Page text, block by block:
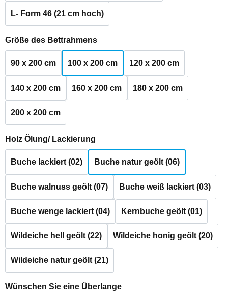
L- Form 46 (21 cm hoch)
Größe des Bettrahmensauswählen
90 x 200 cm 100 x 200 cm 120 x 200 cm
140 x 200 cm 160 x 200 cm 180 x 200 cm
200 x 200 cm
Holz Ölung/ Lackierung
Buche lackiert (02) Buche natur geölt (06)
Buche walnuss geölt (07) Buche weiß lackiert (03)
Buche wenge lackiert (04) Kernbuche geölt (01)
Wildeiche hell geölt (22) Wildeiche honig geölt (20)
Wildeiche natur geölt (21)
Wünschen Sie eine Überlangeauswählen